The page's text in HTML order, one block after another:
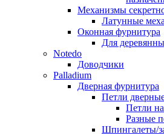
Механизмы
Латунные
Оконная фурнитура
Для
Notedo
Доводчики
Palladium
Дверная фурнитура
Петли
Петли
Разные
Шпингалеты/